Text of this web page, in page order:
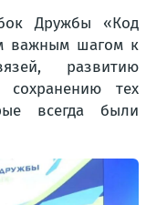
Дружбы «Код
важным шагом к
развитию
сохранению тех
всегда были